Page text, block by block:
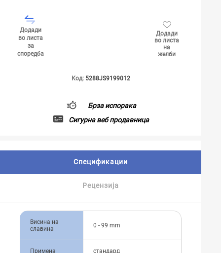
Додади
во листа
за
споредба
Додади
во листа
на
желби
Код: 5288JS9199012
Брза испорака
Сигурна веб продавница
Спецификации
Рецензија
Висина на
славина
0 - 99 mm
Примена стандард